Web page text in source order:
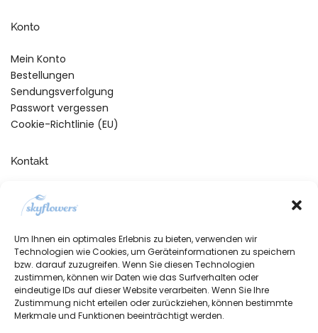
Um Ihnen ein optimales Erlebnis zu bieten, verwenden wir
Technologien wie Cookies, um Geräteinformationen zu speichern
bzw. darauf zuzugreifen. Wenn Sie diesen Technologien
zustimmen, können wir Daten wie das Surfverhalten oder
eindeutige IDs auf dieser Website verarbeiten. Wenn Sie Ihre
Zustimmung nicht erteilen oder zurückziehen, können bestimmte
Merkmale und Funktionen beeinträchtigt werden.
Konto
Mein Konto
Bestellungen
Sendungsverfolgung
Passwort vergessen
Cookie-Richtlinie (EU)
Kontakt
Telefonische Unterstützung
und Beratung unter:
Mo-Fr, 09:00 – 17:00 Uhr